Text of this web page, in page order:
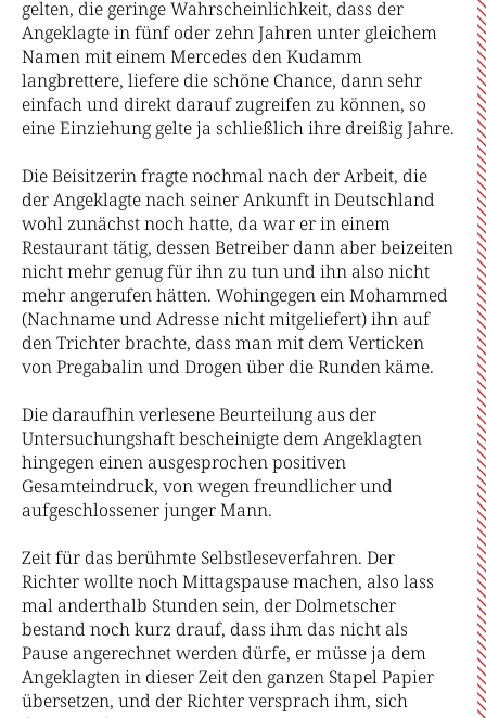
gelten, die geringe Wahrscheinlichkeit, dass der
Angeklagte in fünf oder zehn Jahren unter gleichem
Namen mit einem Mercedes den Kudamm
langbrettere, liefere die schöne Chance, dann sehr
einfach und direkt darauf zugreifen zu können, so
eine Einziehung gelte ja schließlich ihre dreißig Jahre.
Die Beisitzerin fragte nochmal nach der Arbeit, die
der Angeklagte nach seiner Ankunft in Deutschland
wohl zunächst noch hatte, da war er in einem
Restaurant tätig, dessen Betreiber dann aber beizeiten
nicht mehr genug für ihn zu tun und ihn also nicht
mehr angerufen hätten. Wohingegen ein Mohammed
(Nachname und Adresse nicht mitgeliefert) ihn auf
den Trichter brachte, dass man mit dem Verticken
von Pregabalin und Drogen über die Runden käme.
Die daraufhin verlesene Beurteilung aus der
Untersuchungshaft bescheinigte dem Angeklagten
hingegen einen ausgesprochen positiven
Gesamteindruck, von wegen freundlicher und
aufgeschlossener junger Mann.
Zeit für das berühmte Selbstleseverfahren. Der
Richter wollte noch Mittagspause machen, also lass
mal anderthalb Stunden sein, der Dolmetscher
bestand noch kurz drauf, dass ihm das nicht als
Pause angerechnet werden dürfe, er müsse ja dem
Angeklagten in dieser Zeit den ganzen Stapel Papier
übersetzen, und der Richter versprach ihm, sich